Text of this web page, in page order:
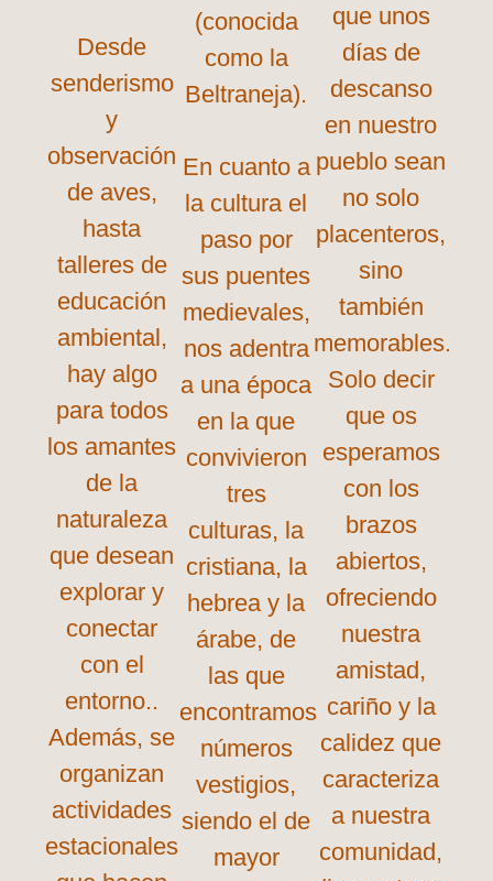
Desde
senderismo
y
observación
de aves,
hasta
talleres de
educación
ambiental,
hay algo
para todos
los amantes
de la
naturaleza
que desean
explorar y
conectar
con el
entorno..
Además, se
organizan
actividades
estacionales
(conocida
como la
Beltraneja).
En cuanto a
la cultura el
paso por
sus puentes
medievales,
nos adentra
a una época
en la que
convivieron
tres
culturas, la
cristiana, la
hebrea y la
árabe, de
las que
encontramos
números
vestigios,
siendo el de
mayor
que unos
días de
descanso
en nuestro
pueblo sean
no solo
placenteros,
sino
también
memorables.
Solo decir
que os
esperamos
con los
brazos
abiertos,
ofreciendo
nuestra
amistad,
cariño y la
calidez que
caracteriza
a nuestra
comunidad,